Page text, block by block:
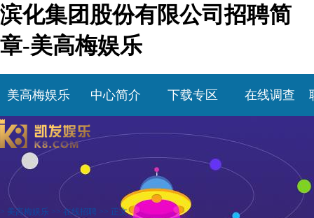
滨化集团股份有限公司招聘简
章-美高梅娱乐
美高梅娱乐 中心简介 下载专区 在线调查
> 美高梅娱乐 >> 在线招聘 >> 正文